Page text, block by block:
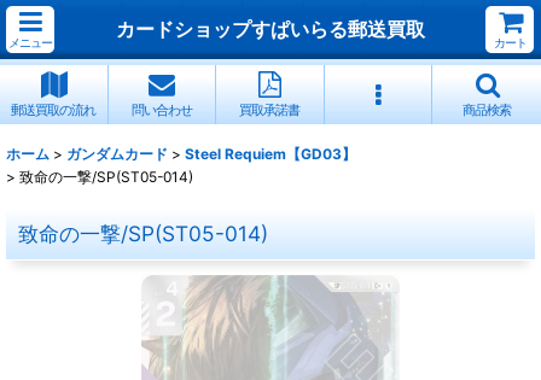
メニュー
カードショップすぱいらる郵送買取
カート
郵送買取の流れ 問い合わせ 買取承諾書 商品検索
ホーム > ガンダムカード > Steel Requiem【GD03】
> 致命の一撃/SP(ST05-014)
致命の一撃/SP(ST05-014)